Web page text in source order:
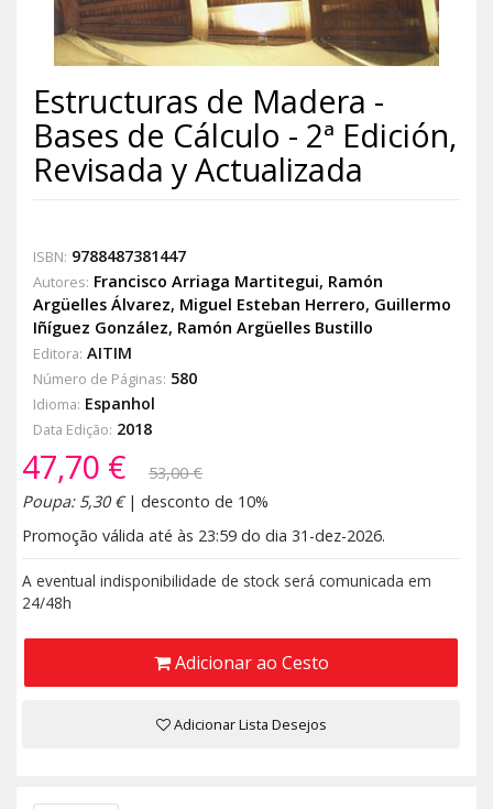
Estructuras de Madera -
Bases de Cálculo - 2ª Edición,
Revisada y Actualizada
ISBN: 9788487381447
Autores: Francisco Arriaga Martitegui, Ramón
Argüelles Álvarez, Miguel Esteban Herrero, Guillermo
Iñíguez González, Ramón Argüelles Bustillo
Editora: AITIM
Número de Páginas: 580
Idioma: Espanhol
Data Edição: 2018
47,70 €
53,00 €
Poupa: 5,30 €| desconto de 10%
Promoção válida até às 23:59 do dia 31-dez-2026.
A eventual indisponibilidade de stock será comunicada em
24/48h
Adicionar ao Cesto
Adicionar Lista Desejos